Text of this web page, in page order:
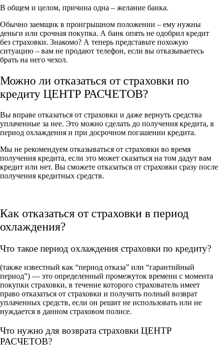
В общем и целом, причина одна – желание банка.
Обычно заемщик в проигрышном положении – ему нужны
деньги или срочная покупка. А банк опять не одобрил кредит
без страховки. Знакомо? А теперь представьте похожую
ситуацию – вам не продают телефон, если вы отказываетесь
брать на него чехол.
Можно ли отказаться от страховки по
кредиту ЦЕНТР РАСЧЕТОВ?
Вы вправе отказаться от страховки и даже вернуть средства
уплаченные за нее. Это можно сделать до получения кредита, в
период охлаждения и при досрочном погашении кредита.
Мы не рекомендуем отказываться от страховки во время
получения кредита, если это может сказаться на том дадут вам
кредит или нет. Вы сможете отказаться от страховки сразу после
получения кредитных средств.
Как отказаться от страховки в период
охлаждения?
Что такое период охлаждения страховки по кредиту?
(также известный как “период отказа” или “гарантийный
период”) — это определенный промежуток времени с момента
покупки страховки, в течение которого страхователь имеет
право отказаться от страховки и получить полный возврат
уплаченных средств, если он решит не использовать или не
нуждается в данном страховом полисе.
Что нужно для возврата страховки ЦЕНТР
РАСЧЕТОВ?